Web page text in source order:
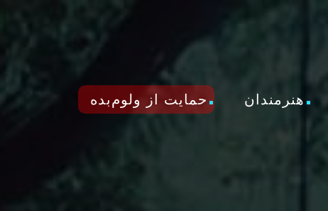
هنرمندان حمایت از ولوم‌بده